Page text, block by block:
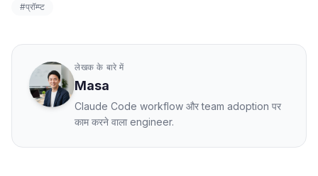
#प्रॉम्प्ट
लेखक के बारे में
Masa
Claude Code workflow और team adoption पर
काम करने वाला engineer.